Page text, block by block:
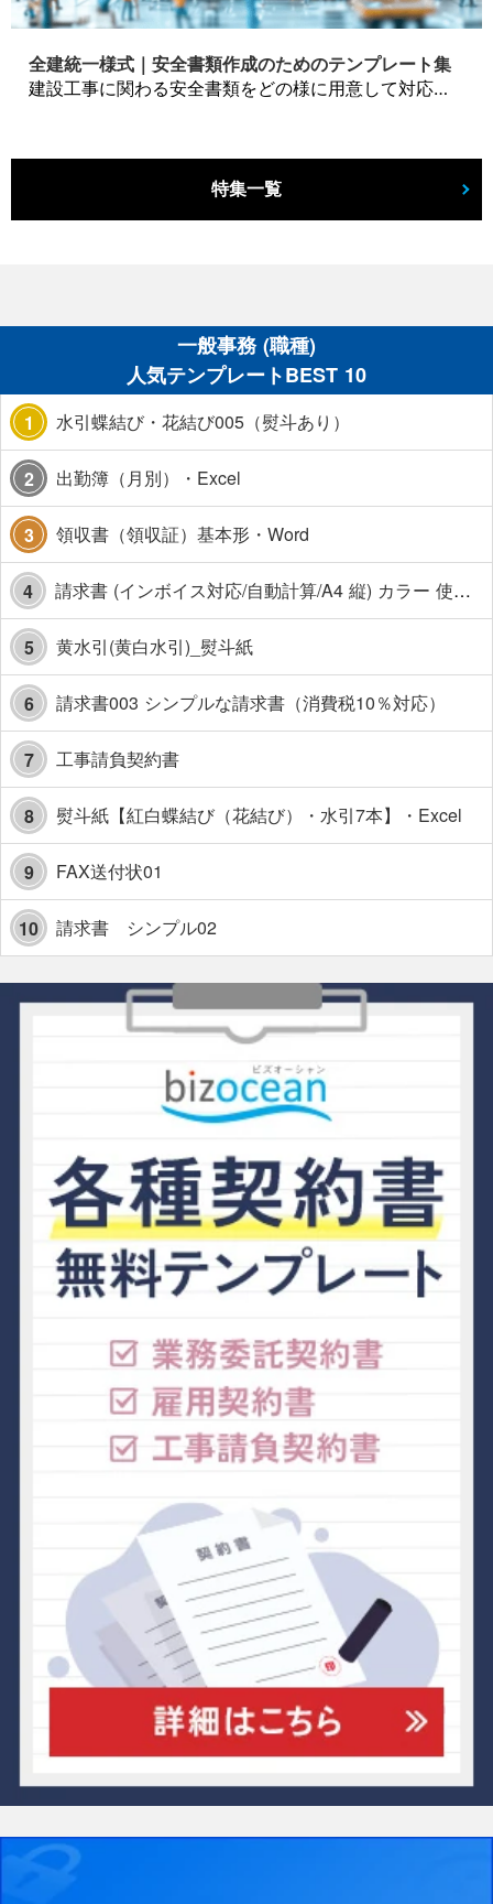
全建統一様式｜安全書類作成のためのテンプレート集
建設工事に関わる安全書類をどの様に用意して対応するか？関連書式テンプレートから書き方の注意点などの役立つコラムをbizoceanがお届けします。
特集一覧
一般事務 (職種)
人気テンプレートBEST 10
1 水引蝶結び・花結び005（熨斗あり）
2 出勤簿（月別）・Excel
3 領収書（領収証）基本形・Word
4 請求書 (インボイス対応/自動計算/A4 縦) カラー 使い方解説あり
5 黄水引(黄白水引)_熨斗紙
6 請求書003 シンプルな請求書（消費税10％対応）
7 工事請負契約書
8 熨斗紙【紅白蝶結び（花結び）・水引7本】・Excel
9 FAX送付状01
10 請求書 シンプル02